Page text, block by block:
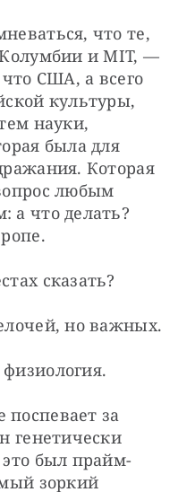
что те,
Колумбии и MIT, —
США, а всего
культуры,
науки,
была для
Которая
любым
а что делать?
сказать?
но важных.
за
генетически
был прайм-
зоркий